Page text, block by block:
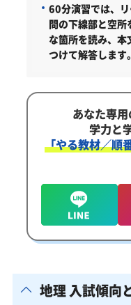
60分演習では、
問の下線部と空
な箇所を読み、
つけて解答します。
あなた専
学力と
「やる教材／順
地理 入試傾向